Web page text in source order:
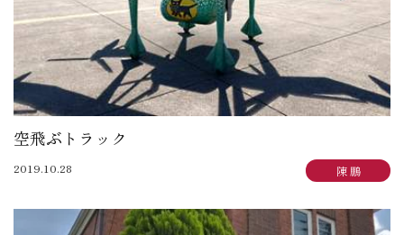
空飛ぶトラック
2019.10.28 陳 鵬